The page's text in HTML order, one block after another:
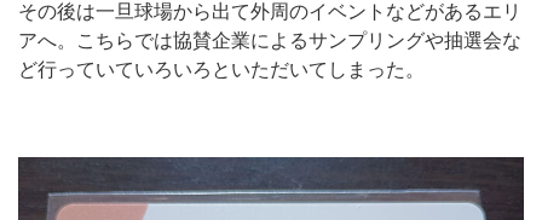
その後は一旦球場から出て外周のイベントなどがあるエリ
アへ。こちらでは協賛企業によるサンプリングや抽選会な
ど行っていていろいろといただいてしまった。